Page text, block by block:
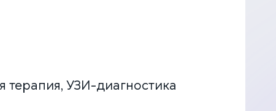
терапия, УЗИ-диагностика